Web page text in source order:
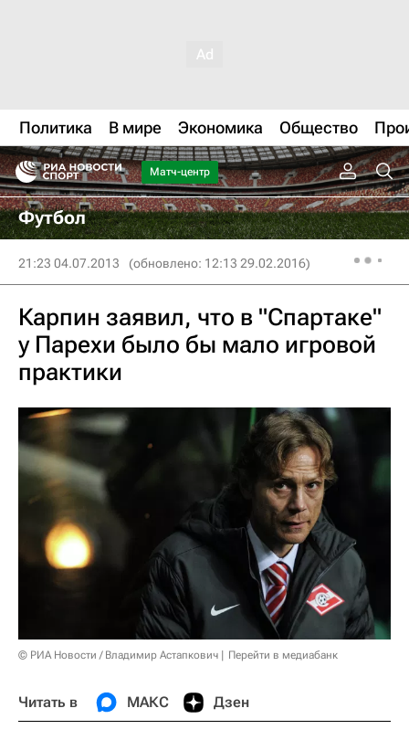
Политика В мире Экономика Общество
Матч-центр
Футбол
21:23 04.07.2013 (обновлено: 12:13 29.02.2016)
Карпин заявил, что в "Спартаке"
у Парехи было бы мало игровой
практики
© РИА Новости / Владимир Астапкович Перейти в медиабанк
Читать в МАКС Дзен